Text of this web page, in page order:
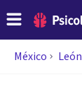
México León